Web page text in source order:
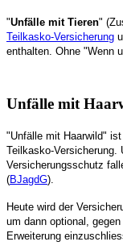
"Unfälle mit Tieren"
Teilkasko-Versicherung
enthalten. Ohne "Wenn
Unfälle mit
"Unfälle mit Haarwild"
Teilkasko-Versicherung.
Versicherungsschutz
(BJagdG).
Heute wird der
um dann optional,
Erweiterung